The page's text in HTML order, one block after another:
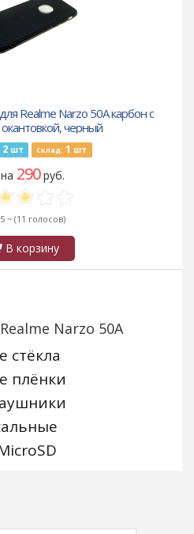
Realme Narzo 50A карбон с
черный
2шт Склад: 1 шт
290руб.
~(11 голосов)
В корзину
Narzo 50A
стёкла
плёнки